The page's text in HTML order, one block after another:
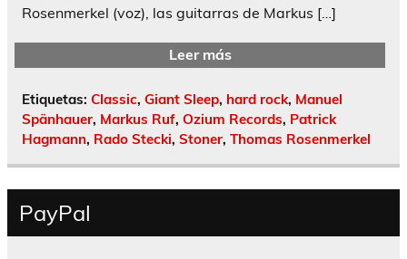
Rosenmerkel (voz), las guitarras de Markus […]
Leer más
Etiquetas: Classic, Giant Sleep, hard rock, Manuel
Spänhauer, Markus Ruf, Ozium Records, Patrick
Hagmann, Rado Stecki, Stoner, Thomas Rosenmerkel
PayPal